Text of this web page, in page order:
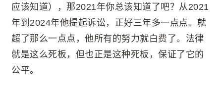
应该知道），那2021年你总该知道了吧？从2021
年到2024年他提起诉讼，正好三年多一点点。就
超了那么一点点，他所有的努力就白费了。法律
就是这么死板，但也正是这种死板，保证了它的
公平。